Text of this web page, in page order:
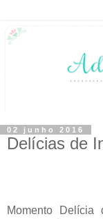
02 junho 2016
Delícias de
Momento